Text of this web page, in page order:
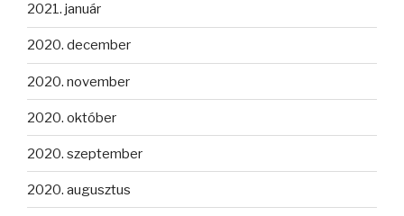
2021. január
2020. december
2020. november
2020. október
2020. szeptember
2020. augusztus